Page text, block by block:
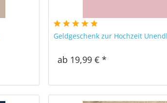
Geldgeschenk zur Hochzeit
ab 19,99 € *